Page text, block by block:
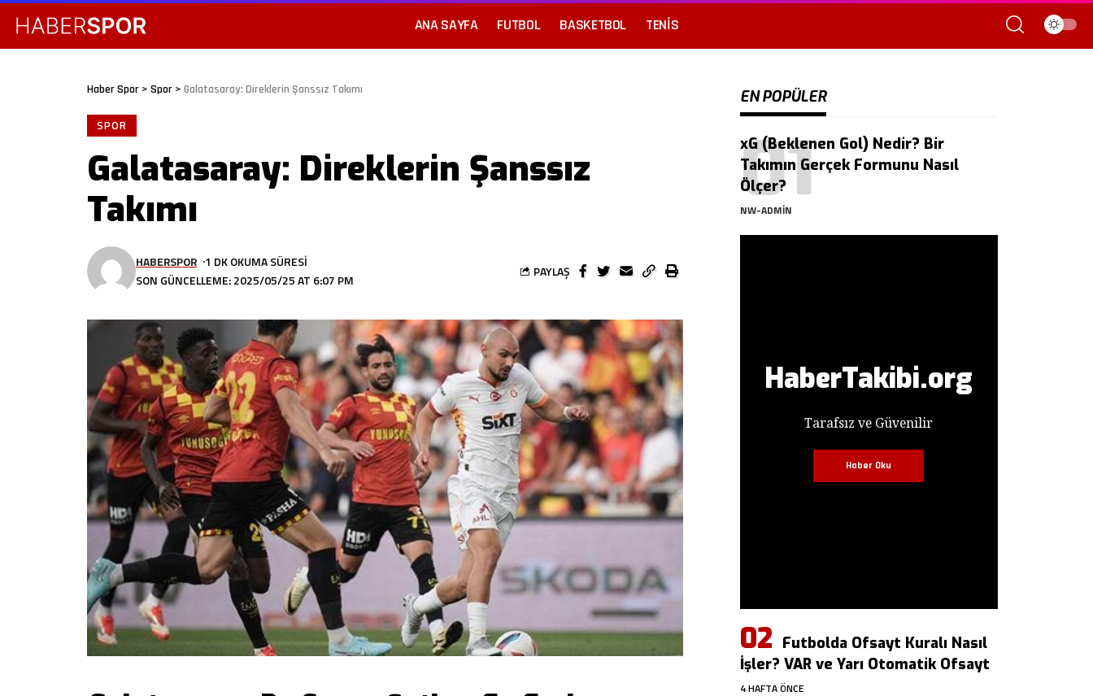
ANA SAYFA FUTBOL BASKETBOL TENIS
Haber Spor > Spor > Galatasaray: Direklerin Şanssız Takımı
SPOR
Galatasaray: Direklerin Şanssız
Takımı
SON GÜNCELLEME: 2025/05/25 AT 6:07 PM
HABERSPOR 1 DK OKUMA SÜRESI
PAYLAŞ
EN POPÜLER
xG (Beklenen Gol) Nedir? Bir
Takımın Gerçek Formunu Nasıl
Ölçer?
NW-ADMIN
HaberTakibi.org
Tarafsız ve Güvenilir
Haber Oku
Futbolda Ofsayt Kuralı Nasıl
İşler? VAR ve Yarı Otomatik Ofsayt
4 HAFTA ÖNCE